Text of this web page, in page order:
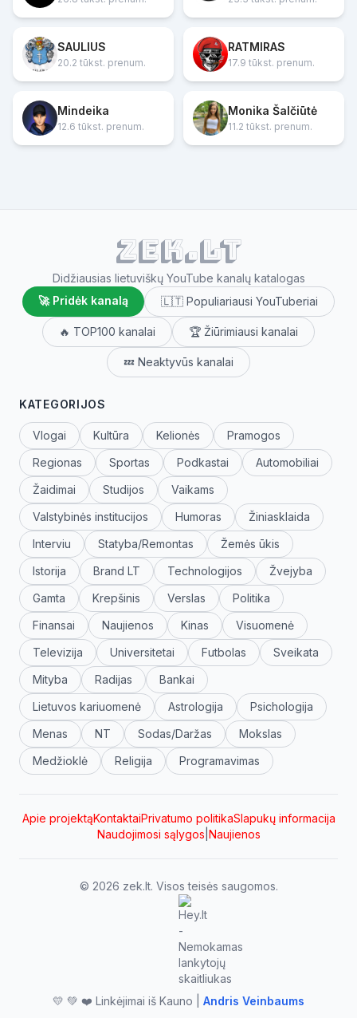
SAULIUS
20.2 tūkst. prenum.
RATMIRAS
17.9 tūkst. prenum.
Mindeika
12.6 tūkst. prenum.
Monika Šalčiūtė
11.2 tūkst. prenum.
ZEK.lt
Didžiausias lietuviškų YouTube kanalų katalogas
🚀 Pridėk kanalą
🇱🇹 Populiariausi YouTuberiai
🔥 TOP100 kanalai 🏆 Žiūrimiausi kanalai
💤 Neaktyvūs kanalai
KATEGORIJOS
Vlogai Kultūra Kelionės
Pramogos
Regionas
Sportas Podkastai
Automobiliai
Žaidimai
Studijos
Vaikams
Valstybinės institucijos
Humoras
Žiniasklaida
Interviu
Statyba/Remontas
Žemės ūkis
Istorija
Brand LT Technologijos
Žvejyba
Gamta
Krepšinis Verslas
Politika
Finansai
Naujienos Kinas
Visuomenė
Televizija
Universitetai Futbolas
Sveikata
Mityba
Radijas
Bankai
Lietuvos kariuomenė
Astrologija
Psichologija
Menas
NT Sodas/Daržas
Mokslas
Medžioklė
Religija Programavimas
Apie projektąKontaktaiPrivatumo politikaSlapukų informacija
Naudojimosi sąlygos Naujienos
© 2026 zek.lt. Visos teisės saugomos.
💛 💚 ❤️ Linkėjimai iš Kauno | Andris Veinbaums